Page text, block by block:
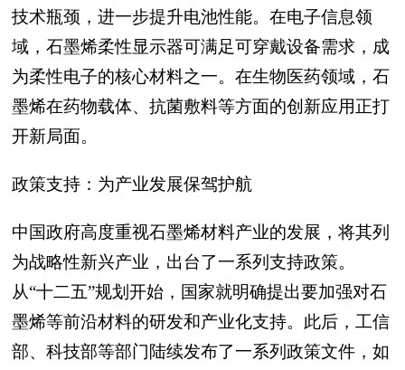
技术瓶颈，进一步提升电池性能。在电子信息领
域，石墨烯柔性显示器可满足可穿戴设备需求，成
为柔性电子的核心材料之一。在生物医药领域，石
墨烯在药物载体、抗菌敷料等方面的创新应用正打
开新局面。
政策支持：为产业发展保驾护航
中国政府高度重视石墨烯材料产业的发展，将其列
为战略性新兴产业，出台了一系列支持政策。
从“十二五”规划开始，国家就明确提出要加强对石
墨烯等前沿材料的研发和产业化支持。此后，工信
部、科技部等部门陆续发布了一系列政策文件，如